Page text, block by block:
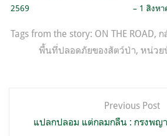
2569
– 1 สิงห
Tags from the story: ON THE ROAD, ก
พื้นที่ปลอดภัยของสัตว์ป่า, หน่วย
เรื่อง
Previous Post
แปลกปลอม แต่กลมกลืน : กรงพญ